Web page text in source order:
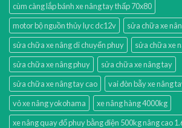
cùm càng lắp bánh xe nâng tay thấp 70x80
motor bộ nguồn thủy lực dc12v
sửa chữa xe
sửa chữa xe nâng di chuyển phuy
sửa chữa xe
sửa chữa xe nâng phuy
sửa chữa xe nâng tay
sửa chữa xe nâng tay cao
vai đòn bẫy xe nâng
vỏ xe nâng yokohama
xe nâng hàng 4000kg
xe nâng quay đổ phuy bằng điện 500kg nâng cao